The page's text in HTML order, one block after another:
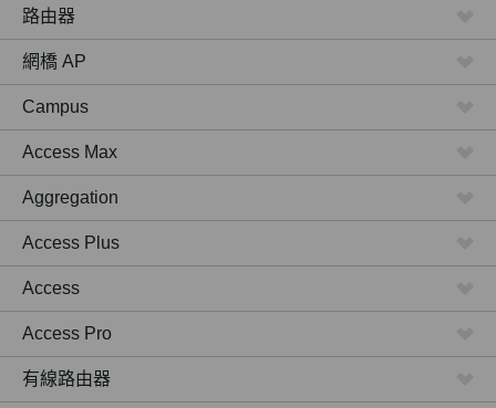
路由器
網橋 AP
Campus
Access Max
Aggregation
Access Plus
Access
Access Pro
有線路由器